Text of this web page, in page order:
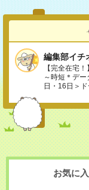
編集部イチ
【完全在宅
～時短＊デ
日・16日＞
お気に